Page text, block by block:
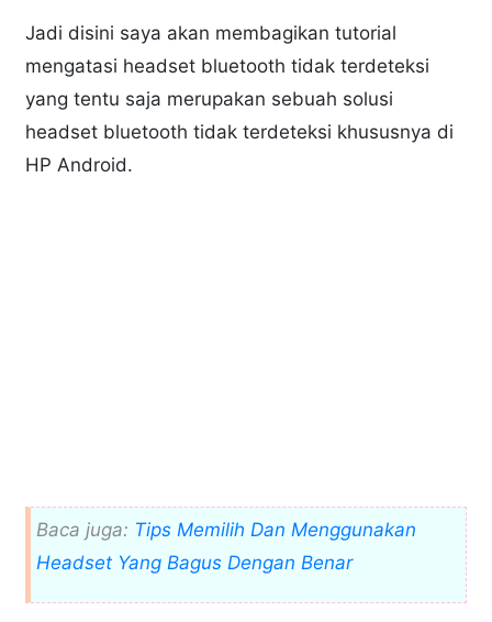
Jadi disini saya akan membagikan tutorial
mengatasi headset bluetooth tidak terdeteksi
yang tentu saja merupakan sebuah solusi
headset bluetooth tidak terdeteksi khususnya di
HP Android.
Baca juga: Tips Memilih Dan Menggunakan
Headset Yang Bagus Dengan Benar